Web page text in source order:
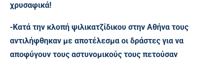
χρυσαφικά!
-Κατά την κλοπή ψιλικατζίδικου στην Αθήνα τους
αντιλήφθηκαν με αποτέλεσμα οι δράστες για να
αποφύγουν τους αστυνομικούς τους πετούσαν